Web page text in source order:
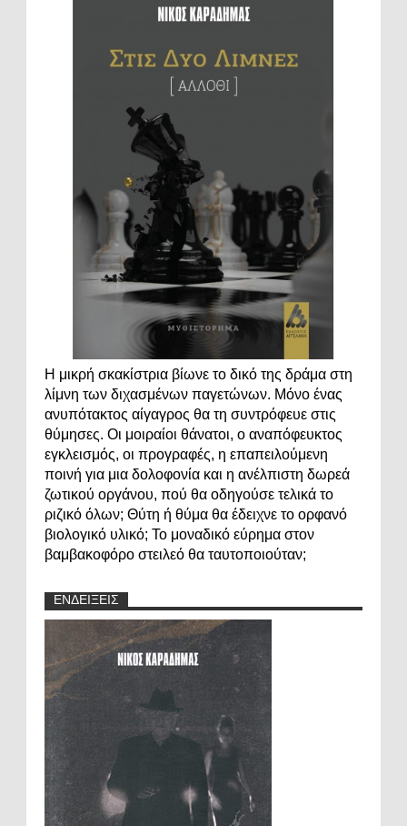
Η μικρή σκακίστρια βίωνε το δικό της δράμα στη
λίμνη των διχασμένων παγετώνων. Μόνο ένας
ανυπότακτος αίγαγρος θα τη συντρόφευε στις
θύμησες. Οι μοιραίοι θάνατοι, ο αναπόφευκτος
εγκλεισμός, οι προγραφές, η επαπειλούμενη
ποινή για μια δολοφονία και η ανέλπιστη δωρεά
ζωτικού οργάνου, πού θα οδηγούσε τελικά το
ριζικό όλων; Θύτη ή θύμα θα έδειχνε το ορφανό
βιολογικό υλικό; Το μοναδικό εύρημα στον
βαμβακοφόρο στειλεό θα ταυτοποιούταν;
ΕΝΔΕΙΞΕΙΣ